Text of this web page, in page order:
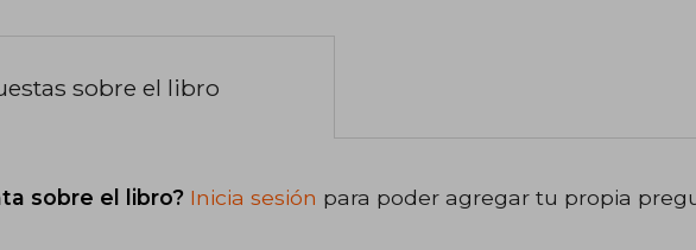
sobre el libro
sobre el libro? Inicia sesión para poder agregar tu propia